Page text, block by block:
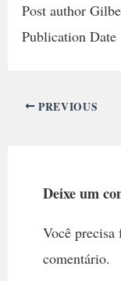
Post author
Publication Date
PREVIOUS
Deixe um
Você precisa
comentário.